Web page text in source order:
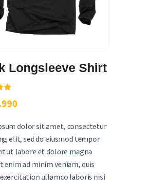
Longsleeve Shirt
.990
dolor sit amet, consectetur
elit, sed do eiusmod tempor
ut labore et dolore magna
enim ad minim veniam, quis
ullamco laboris nisi